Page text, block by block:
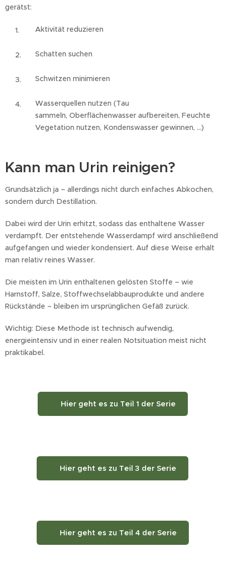
gerätst:
Aktivität reduzieren
Schatten suchen
Schwitzen minimieren
Wasserquellen nutzen (Tau
sammeln, Oberflächenwasser aufbereiten, Feuchte
Vegetation nutzen, Kondenswasser gewinnen, ...)
Kann man Urin reinigen?
Grundsätzlich ja – allerdings nicht durch einfaches Abkochen,
sondern durch Destillation.
Dabei wird der Urin erhitzt, sodass das enthaltene Wasser
verdampft. Der entstehende Wasserdampf wird anschließend
aufgefangen und wieder kondensiert. Auf diese Weise erhält
man relativ reines Wasser.
Die meisten im Urin enthaltenen gelösten Stoffe – wie
Harnstoff, Salze, Stoffwechselabbauprodukte und andere
Rückstände – bleiben im ursprünglichen Gefäß zurück.
Wichtig: Diese Methode ist technisch aufwendig,
energieintensiv und in einer realen Notsituation meist nicht
praktikabel.
👉 Hier geht es zu Teil 1 der Serie
👉 Hier geht es zu Teil 3 der Serie
👉 Hier geht es zu Teil 4 der Serie